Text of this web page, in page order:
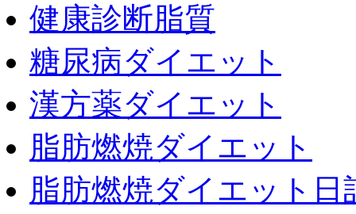
健康診断脂質
糖尿病ダイエット
漢方薬ダイエット
脂肪燃焼ダイエット
脂肪燃焼ダイエット日